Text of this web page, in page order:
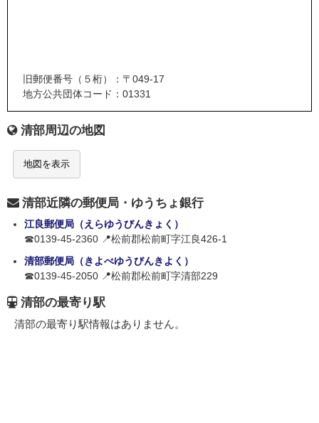
旧郵便番号（５桁）：〒049-17
地方公共団体コード：01331
清部周辺の地図
地図を表示
清部近隣の郵便局・ゆうちょ銀行
江良郵便局（えらゆうびんきょく）
☎0139-45-2360 📍松前郡松前町字江良426-1
清部郵便局（きよべゆうびんきよく）
☎0139-45-2050 📍松前郡松前町字清部229
清部の最寄り駅
清部の最寄り駅情報はありません。